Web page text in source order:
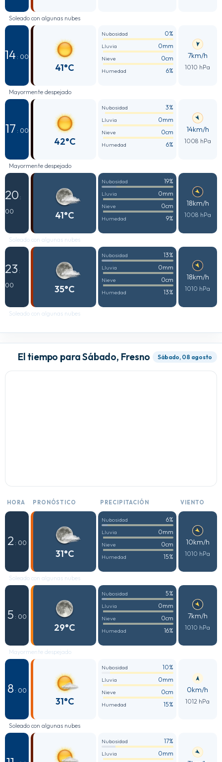
Soleado con algunas nubes
14 : 00
41°C
Nubosidad 0%
Lluvia 0mm
Nieve 0cm
Humedad 6%
7km/h
1010 hPa
Mayormente despejado
17 : 00
42°C
Nubosidad 3%
Lluvia 0mm
Nieve 0cm
Humedad 6%
14km/h
1008 hPa
Mayormente despejado
20 :
00
41°C
Nubosidad 19%
Lluvia 0mm
Nieve 0cm
Humedad 9%
18km/h
1008 hPa
Soleado con algunas nubes
23 :
00
35°C
Nubosidad 13%
Lluvia 0mm
Nieve 0cm
Humedad 13%
18km/h
1010 hPa
Soleado con algunas nubes
El tiempo para Sábado, Fresno Sábado, 08 agosto
HORA PRONÓSTICO PRECIPITACIÓN VIENTO
2 : 00
31°C
Nubosidad 6%
Lluvia 0mm
Nieve 0cm
Humedad 15%
10km/h
1010 hPa
Soleado con algunas nubes
5 : 00
29°C
Nubosidad 5%
Lluvia 0mm
Nieve 0cm
Humedad 16%
7km/h
1010 hPa
Mayormente despejado
8 : 00
31°C
Nubosidad 10%
Lluvia 0mm
Nieve 0cm
Humedad 15%
0km/h
1012 hPa
Soleado con algunas nubes
Nubosidad 17%
Lluvia 0mm